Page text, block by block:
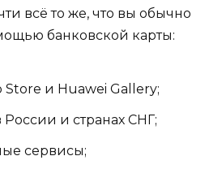
всё то же, что вы обычно
банковской карты:
и Huawei Gallery;
России и странах СНГ;
сервисы;